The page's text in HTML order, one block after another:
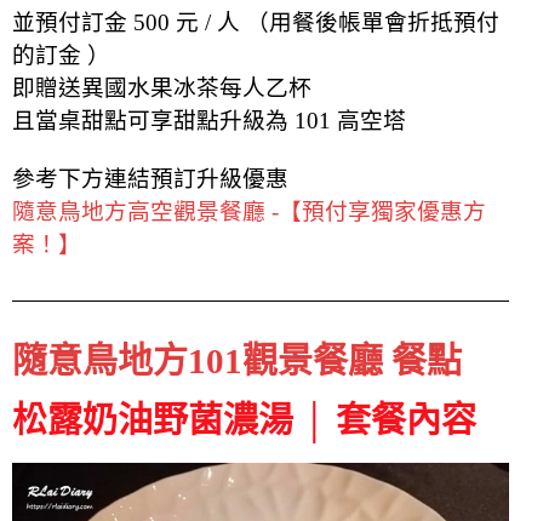
並預付訂金 500 元 / 人 （用餐後帳單會折抵預付
的訂金 ）
即贈送異國水果冰茶每人乙杯
且當桌甜點可享甜點升級為 101 高空塔
參考下方連結預訂升級優惠
隨意鳥地方高空觀景餐廳 -【預付享獨家優惠方
案！】
隨意鳥地方101觀景餐廳 餐點
松露奶油野菌濃湯 │ 套餐內容